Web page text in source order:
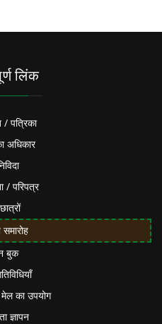
लिंक
पत्रिका
अधिकार
/ परिपत्र
समारोह
बुक
का उपयोग
ज्ञापन